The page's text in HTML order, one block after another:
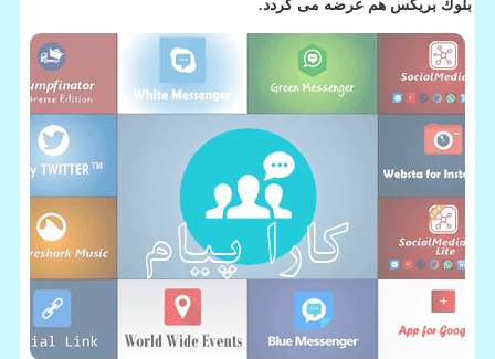
بلوك بریكس هم عرضه می گردد.